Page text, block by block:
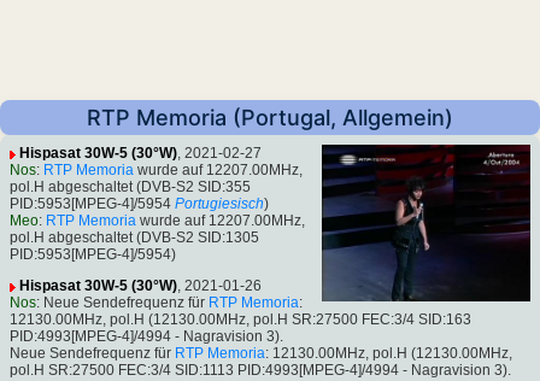
RTP Memoria (Portugal, Allgemein)
Hispasat 30W-5 (30°W), 2021-02-27
Nos: RTP Memoria wurde auf 12207.00MHz,
pol.H abgeschaltet (DVB-S2 SID:355
PID:5953[MPEG-4]/5954 Portugiesisch)
Meo: RTP Memoria wurde auf 12207.00MHz,
pol.H abgeschaltet (DVB-S2 SID:1305
PID:5953[MPEG-4]/5954)
Hispasat 30W-5 (30°W), 2021-01-26
Nos: Neue Sendefrequenz für RTP Memoria:
12130.00MHz, pol.H (12130.00MHz, pol.H SR:27500 FEC:3/4 SID:163
PID:4993[MPEG-4]/4994 - Nagravision 3).
Neue Sendefrequenz für RTP Memoria: 12130.00MHz, pol.H (12130.00MHz,
pol.H SR:27500 FEC:3/4 SID:1113 PID:4993[MPEG-4]/4994 - Nagravision 3).